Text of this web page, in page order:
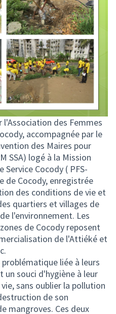
des Femmes
accompagnée par le
des Maires pour
SSA) logé à la Mission
Cocody ( PFS-
de Cocody, enregistrée
des conditions de vie et
quartiers et villages de
l'environnement. Les
de Cocody reposent
de l'Attiéké et
liée à leurs
un souci d'hygiène à leur
sans oublier la pollution
de son
mangroves. Ces deux